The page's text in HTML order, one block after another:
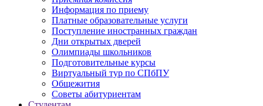
Информация по приему
Платные образовательные услуги
Поступление иностранных граждан
Дни открытых дверей
Олимпиады школьников
Подготовительные курсы
Виртуальный тур по СПбПУ
Общежития
Советы абитуриентам